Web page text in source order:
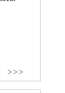
>>>